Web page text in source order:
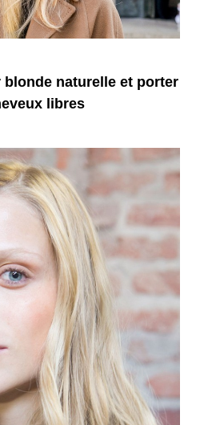
naturelle et porter
libres